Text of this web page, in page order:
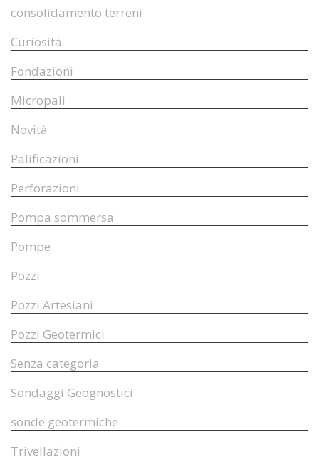
consolidamento terreni
Curiosità
Fondazioni
Micropali
Novità
Palificazioni
Perforazioni
Pompa sommersa
Pompe
Pozzi
Pozzi Artesiani
Pozzi Geotermici
Senza categoria
Sondaggi Geognostici
sonde geotermiche
Trivellazioni